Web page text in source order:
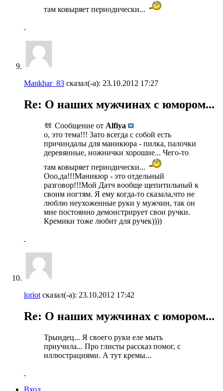
там ковыряет периодически...
Mankhar_83 сказал(-а): 23.10.2012 17:27
Re: О наших мужчинах с юмором...
Сообщение от Alfiya
о, это тема!!! Зато всегда с собой есть
причиндалы для маникюра - пилка, палочки
деревянные, ножнички хорошие... Чего-то
там ковыряет периодически...
Ооо,да!!!Маникюр - это отдельный
разговор!!!Мой Датч вообще щепитильный к
своим ногтям. Я ему когда-то сказала,что не
люблю неухоженные руки у мужчин, так он
мне постоянно демонстрирует свои ручки.
Кремики тоже любит для ручек))))
loriot сказал(-а): 23.10.2012 17:42
Re: О наших мужчинах с юмором...
Трындец... Я своего руки еле мыть
приучила... Про глисты рассказ помог, с
иллюстрациями. А тут кремы...
Вход